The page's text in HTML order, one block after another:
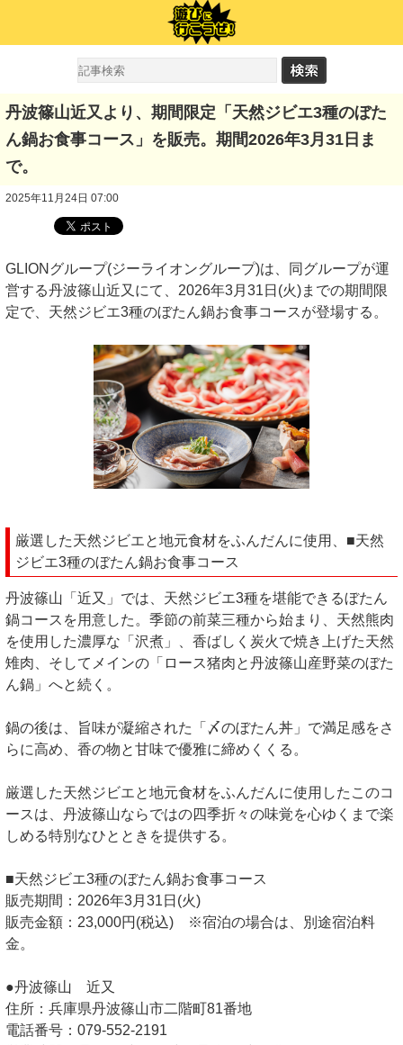
丹波篠山近又より、期間限定「天然ジビエ3種のぼた
ん鍋お食事コース」を販売。期間2026年3月31日ま
で。
2025年11月24日 07:00
GLIONグループ(ジーライオングループ)は、同グループが運
営する丹波篠山近又にて、2026年3月31日(火)までの期間限
定で、天然ジビエ3種のぼたん鍋お食事コースが登場する。
厳選した天然ジビエと地元食材をふんだんに使用、■天然
ジビエ3種のぼたん鍋お食事コース
丹波篠山「近又」では、天然ジビエ3種を堪能できるぼたん
鍋コースを用意した。季節の前菜三種から始まり、天然熊肉
を使用した濃厚な「沢煮」、香ばしく炭火で焼き上げた天然
雉肉、そしてメインの「ロース猪肉と丹波篠山産野菜のぼた
ん鍋」へと続く。
鍋の後は、旨味が凝縮された「〆のぼたん丼」で満足感をさ
らに高め、香の物と甘味で優雅に締めくくる。
厳選した天然ジビエと地元食材をふんだんに使用したこのコ
ースは、丹波篠山ならではの四季折々の味覚を心ゆくまで楽
しめる特別なひとときを提供する。
■天然ジビエ3種のぼたん鍋お食事コース
販売期間：2026年3月31日(火)
販売金額：23,000円(税込) ※宿泊の場合は、別途宿泊料
金。
●丹波篠山 近又
住所：兵庫県丹波篠山市二階町81番地
電話番号：079-552-2191